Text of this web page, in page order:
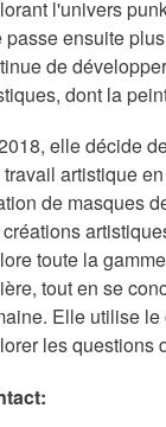
l'univers
passe ensuite
de
dont la
elle décide
artistique
de masques
toute la
tout en se
Elle utilise
les questions